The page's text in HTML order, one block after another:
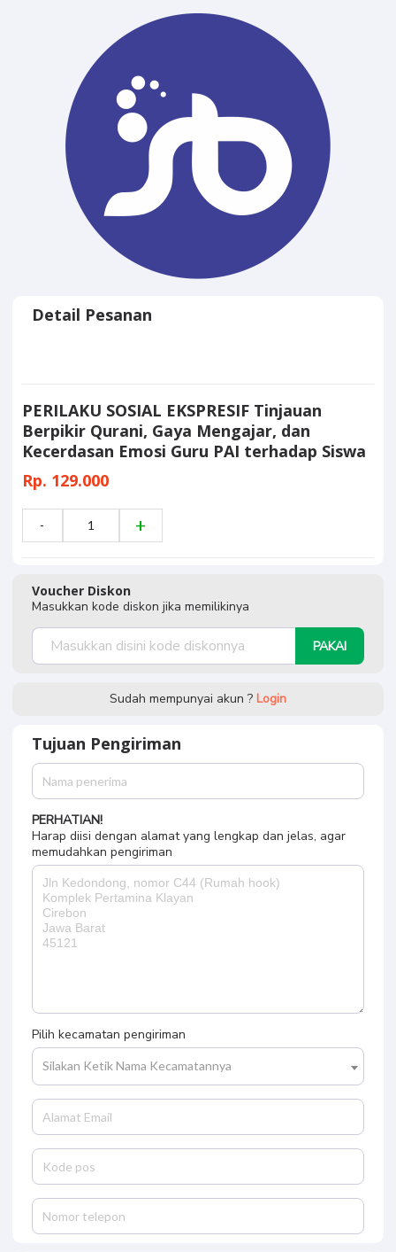
Detail Pesanan
PERILAKU SOSIAL EKSPRESIF Tinjauan
Berpikir Qurani, Gaya Mengajar, dan
Kecerdasan Emosi Guru PAI terhadap Siswa
Rp. 129.000
Voucher Diskon
Masukkan kode diskon jika memilikinya
PAKAI
Sudah mempunyai akun ? Login
Tujuan Pengiriman
PERHATIAN!
Harap diisi dengan alamat yang lengkap dan jelas, agar
memudahkan pengiriman
Pilih kecamatan pengiriman
Silakan Ketik Nama Kecamatannya